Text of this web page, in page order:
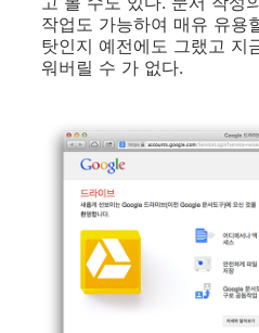
작업도 가능하여 매유 유용
탓인지 예전에도 그랬고 지
워버릴 수 가 없다.